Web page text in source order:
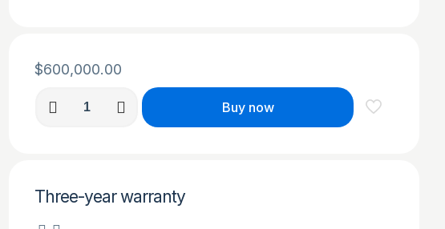
$600,000.00
de
Nefrología
Buy now
Three-year warranty